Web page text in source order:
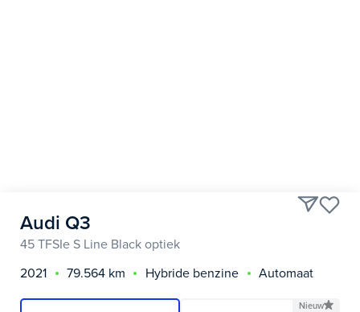
Audi Q3
45 TFSIe S Line Black optiek
2021
79.564 km Hybride benzine Automaat
Nieuw